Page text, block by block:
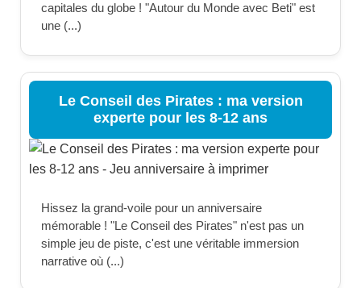
capitales du globe ! "Autour du Monde avec Beti" est
une (...)
Le Conseil des Pirates : ma version
experte pour les 8-12 ans
Hissez la grand-voile pour un anniversaire
mémorable ! "Le Conseil des Pirates" n'est pas un
simple jeu de piste, c'est une véritable immersion
narrative où (...)